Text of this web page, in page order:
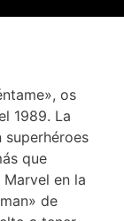
os
1989. La
superhéroes
que
en la
de